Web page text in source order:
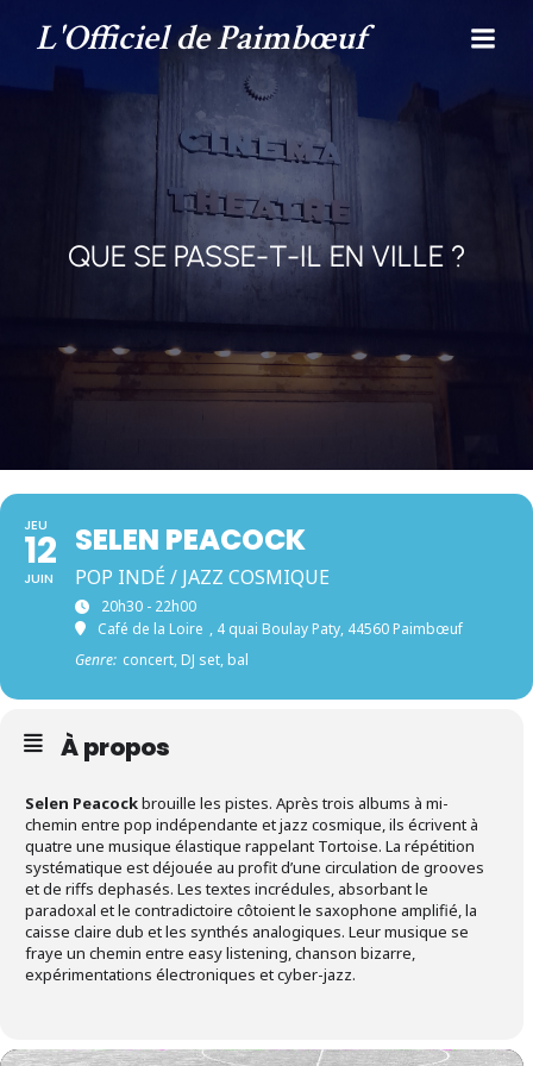
L'Officiel de Paimbœuf
QUE SE PASSE-T-IL EN VILLE ?
JEU
12
JUIN
SELEN PEACOCK
POP INDÉ / JAZZ COSMIQUE
20h30 - 22h00
Café de la Loire , 4 quai Boulay Paty, 44560 Paimbœuf
Genre: concert, DJ set, bal
À propos
Selen Peacockbrouille les pistes. Après trois albums à mi-
chemin entre pop indépendante et jazz cosmique, ils écrivent à
quatre une musique élastique rappelant Tortoise. La répétition
systématique est déjouée au profit d’une circulation de grooves
et de riffs dephasés. Les textes incrédules, absorbant le
paradoxal et le contradictoire côtoient le saxophone amplifié, la
caisse claire dub et les synthés analogiques. Leur musique se
fraye un chemin entre easy listening, chanson bizarre,
expérimentations électroniques et cyber-jazz.